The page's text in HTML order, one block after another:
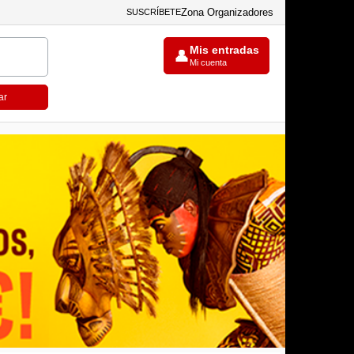
SUSCRÍBETEZona Organizadores
👤Mis entradas
Mi cuenta